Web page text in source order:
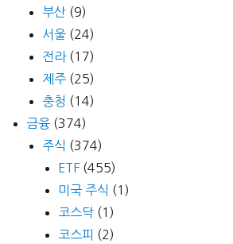
부산 (9)
서울 (24)
전라(17)
제주 (25)
충청 (14)
금융 (374)
주식 (374)
ETF (455)
미국 주식 (1)
코스닥 (1)
코스피 (2)